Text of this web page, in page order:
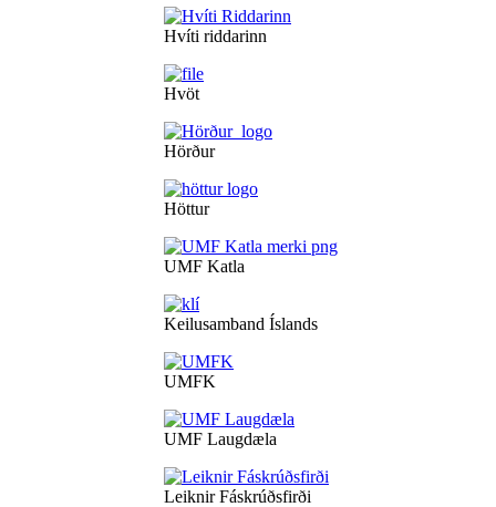
Hvíti riddarinn
Hvöt
Hörður
Höttur
UMF Katla
Keilusamband Íslands
UMFK
UMF Laugdæla
Leiknir Fáskrúðsfirði